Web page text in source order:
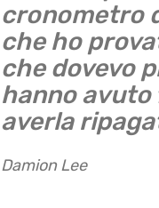
cronometro
che ho
che dovevo
hanno avuto
averla
Damion Lee